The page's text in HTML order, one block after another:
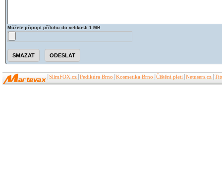
Můžete připojit přílohu do velikosti 1 MB
SlimFOX.cz Pedikúra Brno Kosmetika Brno Čištění pleti Netusers.cz